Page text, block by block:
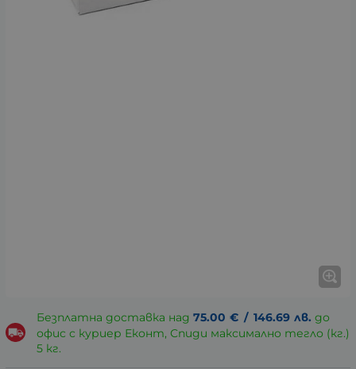
Безплатна доставка над 75.00 € / 146.69 лв. до
офис с куриер Еконт, Спиди максимално тегло (кг.)
5 кг.